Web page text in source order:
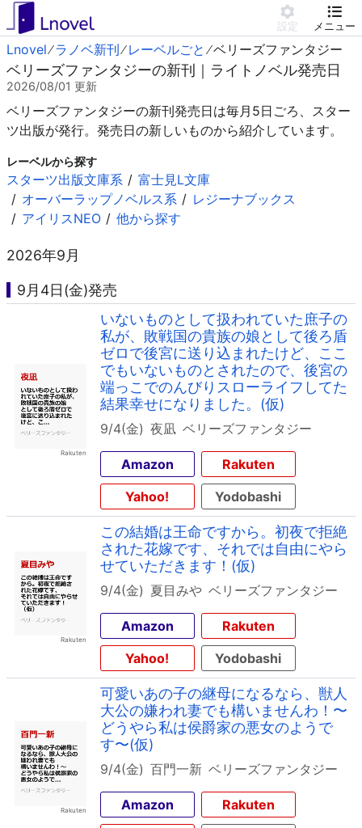
設定 メニュー
Lnovel ラノベ新刊 レーベルごと ベリーズファンタジー
ベリーズファンタジーの新刊｜ライトノベル発売日
2026/08/01 更新
ベリーズファンタジーの新刊発売日は毎月5日ごろ、スター
ツ出版が発行。発売日の新しいものから紹介しています。
レーベルから探す
スターツ出版文庫系
富士見L文庫
オーバーラップノベルス系
レジーナブックス
アイリスNEO
他から探す
2026年9月
9月4日(金)発売
いないものとして扱われていた庶子の
私が、敗戦国の貴族の娘として後ろ盾
ゼロで後宮に送り込まれたけど、ここ
でもいないものとされたので、後宮の
端っこでのんびりスローライフしてた
結果幸せになりました。(仮)
9/4(金) 夜凪 ベリーズファンタジー
Amazon
Rakuten
Yahoo!
Yodobashi
この結婚は王命ですから。初夜で拒絶
された花嫁です、それでは自由にやら
せていただきます！(仮)
9/4(金) 夏目みや ベリーズファンタジー
Amazon
Rakuten
Yahoo!
Yodobashi
可愛いあの子の継母になるなら、獣人
大公の嫌われ妻でも構いませんわ！〜
どうやら私は侯爵家の悪女のようで
す〜(仮)
9/4(金) 百門一新 ベリーズファンタジー
Amazon
Rakuten